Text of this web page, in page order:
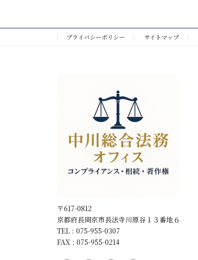
プライバシーポリシー サイトマップ
〒617-0812
京都府長岡京市長法寺川原谷１３番地６
TEL : 075-955-0307
FAX : 075-955-0214